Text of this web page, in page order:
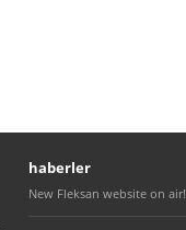
haberler
New Fleksan website on air!